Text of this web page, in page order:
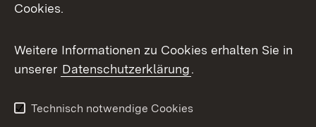
Messenger
Social Wall
X / Twitter
Youtube
Cookies.
Weitere Informationen zu Cookies erhalten Sie in
unserer Datenschutzerklärung.
Technisch notwendige Cookies